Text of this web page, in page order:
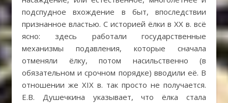
подспудное вхождение в быт, впоследствии
признанное властью. С историей ёлки в XX в. всё
ясно: здесь работали государственные
механизмы подавления, которые сначала
отменяли ёлку, потом насильственно (в
обязательном и срочном порядке) вводили её. В
отношении же XIX в. так просто не получается.
Е.В. Душечкина указывает, что ёлка стала